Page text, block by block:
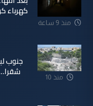
منذ 9 ساعة
كهرباء
منذ 10
جنوب